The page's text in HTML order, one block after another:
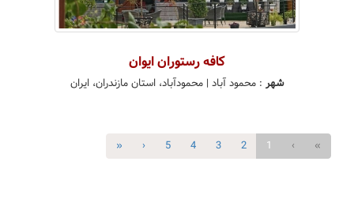
کافه رستوران ایوان
شهر : محمود آباد | محمودآباد، استان مازندران، ایران
«
‹
1
2
3
4
5
›
»